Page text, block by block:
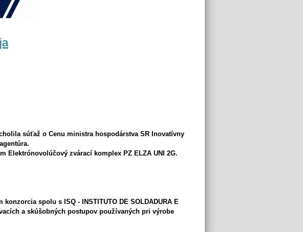
súťaž o Cenu ministra hospodárstva SR Inovatívny
Elektrónovolúčový zvárací komplex PZ ELZA UNI 2G.
spolu s ISQ - INSTITUTO DE SOLDADURA E
a skúšobných postupov používaných pri výrobe